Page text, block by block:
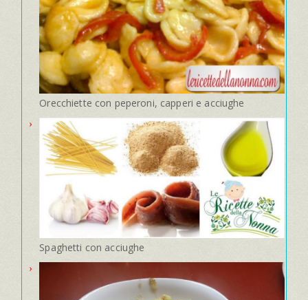
Orecchiette con peperoni, capperi e acciughe
Spaghetti con acciughe